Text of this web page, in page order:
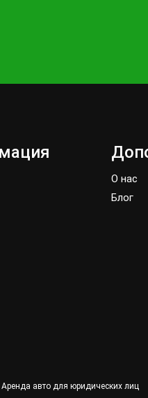
О нас
Блог
Аренда авто для юридических лиц